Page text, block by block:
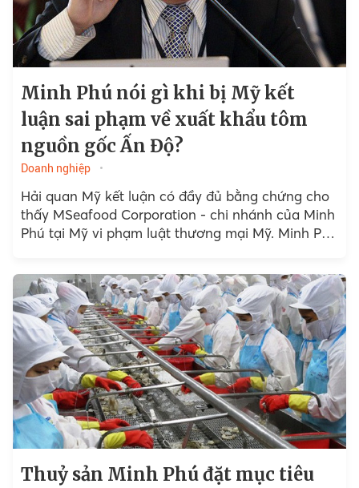
Minh Phú nói gì khi bị Mỹ kết
luận sai phạm về xuất khẩu tôm
nguồn gốc Ấn Độ?
Doanh nghiệp
Hải quan Mỹ kết luận có đầy đủ bằng chứng cho
thấy MSeafood Corporation - chi nhánh của Minh
Phú tại Mỹ vi phạm luật thương mại Mỹ. Minh Phú
hoàn toàn nhập tôm nguyên liệu Ấn Độ từ tháng
7/2019.
Thuỷ sản Minh Phú đặt mục tiêu